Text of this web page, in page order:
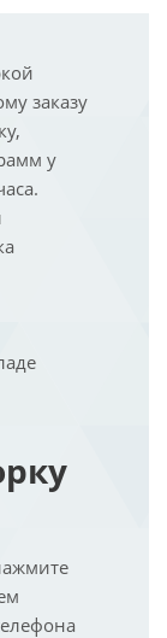
заказу
у